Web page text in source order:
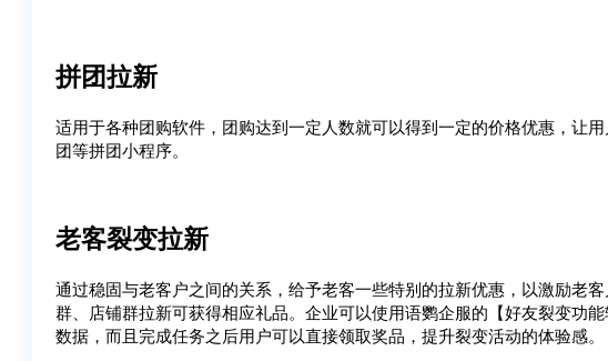
拼团拉新
适用于各种团购软件，团购达到一定人数就可以得到一定的价格优惠，让
团等拼团小程序。
老客裂变拉新
通过稳固与老客户之间的关系，给予老客一些特别的拉新优惠，以激励老
群、店铺群拉新可获得相应礼品。企业可以使用语鹦企服的【好友裂变功
数据，而且完成任务之后用户可以直接领取奖品，提升裂变活动的体验感。